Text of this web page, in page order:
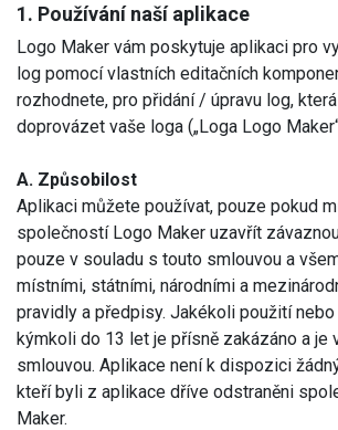
1. Používání naší aplikace
Logo Maker vám poskytuje aplikaci pro
log pomocí vlastních editačních
rozhodnete, pro přidání / úpravu log,
doprovázet vaše loga („Loga Logo
A. Způsobilost
Aplikaci můžete používat, pouze pokud
společností Logo Maker uzavřít
pouze v souladu s touto smlouvou a
místními, státními, národními a
pravidly a předpisy. Jakékoli použití
kýmkoli do 13 let je přísně zakázáno a je
smlouvou. Aplikace není k dispozici
kteří byli z aplikace dříve odstraněni
Maker.